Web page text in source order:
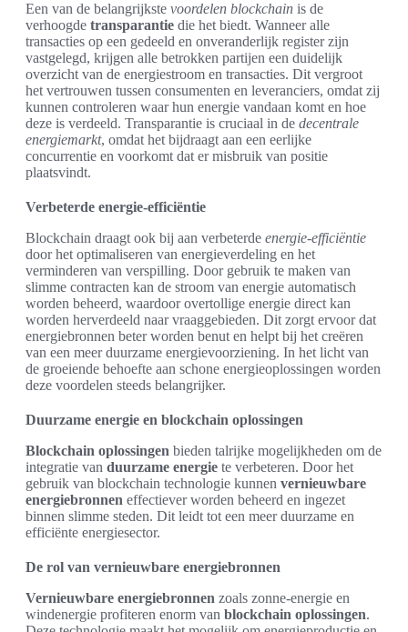
Een van de belangrijkste voordelen blockchain is de
verhoogde transparantie die het biedt. Wanneer alle
transacties op een gedeeld en onveranderlijk register zijn
vastgelegd, krijgen alle betrokken partijen een duidelijk
overzicht van de energiestroom en transacties. Dit vergroot
het vertrouwen tussen consumenten en leveranciers, omdat zij
kunnen controleren waar hun energie vandaan komt en hoe
deze is verdeeld. Transparantie is cruciaal in de decentrale
energiemarkt, omdat het bijdraagt aan een eerlijke
concurrentie en voorkomt dat er misbruik van positie
plaatsvindt.
Verbeterde energie-efficiëntie
Blockchain draagt ook bij aan verbeterde energie-efficiëntie
door het optimaliseren van energieverdeling en het
verminderen van verspilling. Door gebruik te maken van
slimme contracten kan de stroom van energie automatisch
worden beheerd, waardoor overtollige energie direct kan
worden herverdeeld naar vraaggebieden. Dit zorgt ervoor dat
energiebronnen beter worden benut en helpt bij het creëren
van een meer duurzame energievoorziening. In het licht van
de groeiende behoefte aan schone energieoplossingen worden
deze voordelen steeds belangrijker.
Duurzame energie en blockchain oplossingen
Blockchain oplossingen bieden talrijke mogelijkheden om de
integratie van duurzame energie te verbeteren. Door het
gebruik van blockchain technologie kunnen vernieuwbare
energiebronnen effectiever worden beheerd en ingezet
binnen slimme steden. Dit leidt tot een meer duurzame en
efficiënte energiesector.
De rol van vernieuwbare energiebronnen
Vernieuwbare energiebronnen zoals zonne-energie en
windenergie profiteren enorm van blockchain oplossingen.